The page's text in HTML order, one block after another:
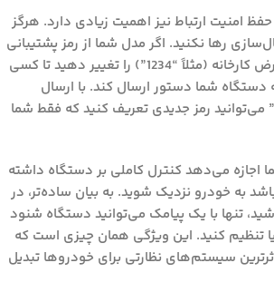
حفظ امنیت ارتباط نیز اهمیت زیادی دارد. هرگز
رها نکنید. اگر مدل شما از رمز پشتیبانی
می‌کند، حتماً رمز پیش‌فرض کارخانه (مثلاً “1234”) را تغییر دهید تا کسی
دستگاه شما دستور ارسال کند. با ارسال
دستور “PWD NEW1234” می‌توانید رمز جدیدی تعریف کنید که فقط شما
اجازه می‌دهد کنترل کاملی بر دستگاه داشته
به خودرو نزدیک شوید. به بیان ساده‌تر، در
تنها با یک پیامک می‌توانید دستگاه شنود
یا تنظیم کنید. این ویژگی همان چیزی است که
سیستم‌های نظارتی برای خودروها تبدیل